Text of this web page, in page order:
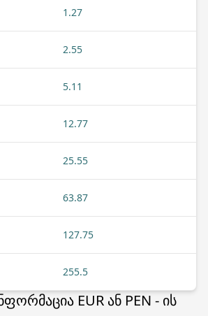
1.27
2.55
5.11
12.77
25.55
63.87
127.75
255.5
EUR ან PEN - ის